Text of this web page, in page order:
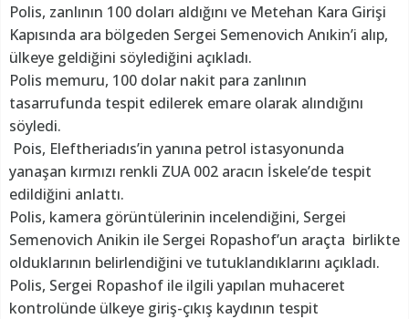
Polis, zanlının 100 doları aldığını ve Metehan Kara Girişi
Kapısında ara bölgeden Sergei Semenovich Anıkin’i alıp,
ülkeye geldiğini söylediğini açıkladı.
Polis memuru, 100 dolar nakit para zanlının
tasarrufunda tespit edilerek emare olarak alındığını
söyledi.
Pois, Eleftheriadıs’in yanına petrol istasyonunda
yanaşan kırmızı renkli ZUA 002 aracın İskele’de tespit
edildiğini anlattı.
Polis, kamera görüntülerinin incelendiğini, Sergei
Semenovich Anikin ile Sergei Ropashof’un araçta birlikte
olduklarının belirlendiğini ve tutuklandıklarını açıkladı.
Polis, Sergei Ropashof ile ilgili yapılan muhaceret
kontrolünde ülkeye giriş-çıkış kaydının tespit